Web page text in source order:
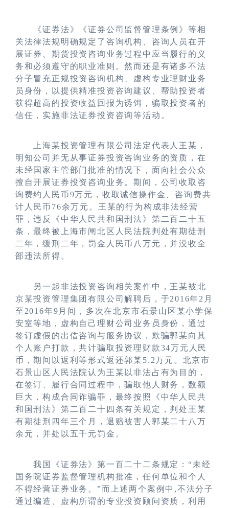
《证券法》《证券公司监督管理条例》等相
关法律法规明确规定了咨询机构、咨询人员在开
展证券、期货投资咨询业务过程中应当履行的义
务和必须遵守的职业准则。然而还是有诸多不法
分子冒充正规投资咨询机构、虚构专业理财业务
员身份，以提供精准投资咨询建议、帮助投资者
获得超高的投资收益回报为诱饵，骗取投资者的
信任，实施非法证券投资咨询等活动。
上海某投资管理有限公司法定代表人王某，
明知公司并无从事证券投资咨询业务的资质，在
未经国家主管部门批准的情况下，面向社会公众
擅自开展证券投资咨询业务。期间，公司收取咨
询费约人民币9万元，收取诚信操作金、咨询费共
计人民币76余万元。王某的行为构成非法经营
罪，违反《中华人民共和国刑法》第二百二十五
条，最终被上海市闸北区人民法院判处有期徒刑
二年，缓刑二年，罚金人民币八万元，并没收全
部违法所得。
另一起非法投资咨询相关案件中，王某被北
京某投资管理集团有限公司解聘后，于2016年2月
至2016年9月间，多次在北京市石景山区某小学保
安室等地，虚构自己理财公司业务员身份，通过
签订虚假的出借咨询与服务协议，欺骗郭某向其
个人账户打款，共计骗取投资理财款34万元人民
币，期间以返利等形式返还郭某5.2万元。北京市
石景山区人民法院认为王某以非法占有为目的，
在签订、履行合同过程中，骗取他人财务，数额
巨大，构成合同诈骗罪，最终按照《中华人民共
和国刑法》第二百二十四条有关规定，判处王某
有期徒刑四年三个月，退赔被害人郭某二十八万
余元，并处以五千元罚金。
我国《证券法》第一百二十二条规定： “未经
国务院证券监督管理机构批准，任何单位和个人
不得经营证券业务。”而上述两个案例中,不法分子
通过编造、虚构所谓的专业投资顾问资质，利用